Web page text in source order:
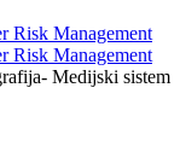
Medijski sistem